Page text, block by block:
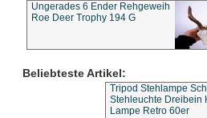
Ungerades 6 Ender Rehgeweih
Roe Deer Trophy 194 G
Beliebteste Artikel:
Tripod Stehlampe
Stehleuchte Dreibein
Lampe Retro 60er